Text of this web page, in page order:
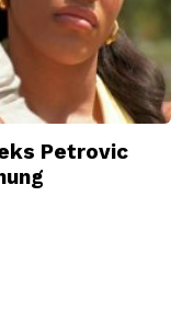
Petrovic